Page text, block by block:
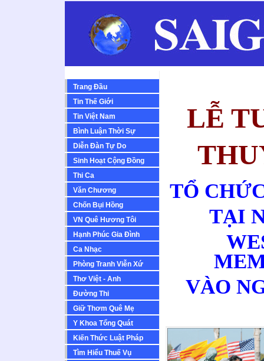
Trang Đầu
Tin Thế Giới
Tin Việt Nam
Bình Luận Thời Sự
Diễn Ðàn Tự Do
Sinh Hoạt Cộng Ðồng
Thi Ca
Văn Chương
Chốn Bụi Hồng
VN Quê Hương Tôi
Hạnh Phúc Gia Đình
Ca Nhạc
Phòng Tranh Viễn Xứ
Thơ Việt - Anh
Ðường Thi
Giữ Thơm Quê Mẹ
Y Khoa Tổng Quát
Kiến Thức Luật Pháp
Tìm Hiểu Thuế Vụ
LỄ
TỔ
TẠI
VÀO